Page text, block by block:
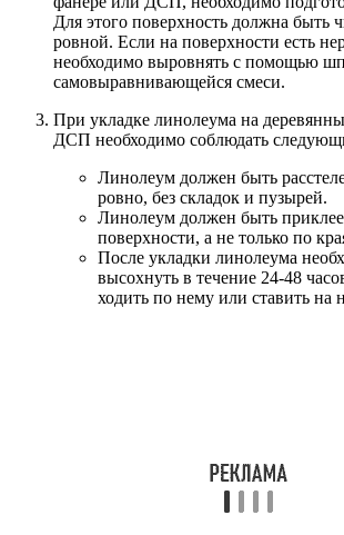
Для этого поверхность должна быть
ровной. Если на поверхности есть
необходимо выровнять с помощью
самовыравнивающейся смеси.
При укладке линолеума на
ДСП необходимо соблюдать
Линолеум должен быть
ровно, без складок и пузырей.
Линолеум должен быть
поверхности, а не только по
После укладки линолеума
высохнуть в течение 24-48
ходить по нему или ставить на